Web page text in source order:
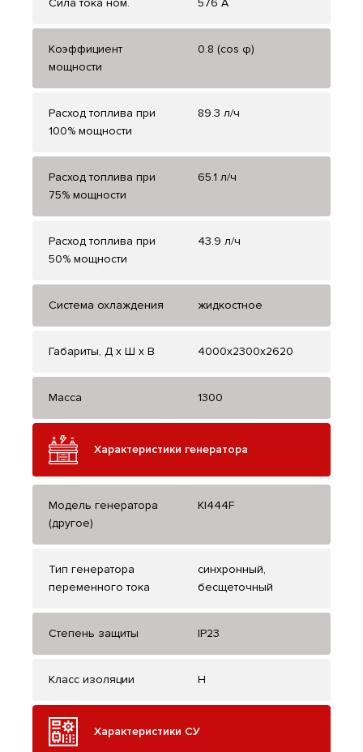
Сила тока ном. 576 А
Коэффициент
мощности
0.8 (cos φ)
Расход топлива при
100% мощности
89.3 л/ч
Расход топлива при
75% мощности
65.1 л/ч
Расход топлива при
50% мощности
43.9 л/ч
Система охлаждения жидкостное
Габариты, Д x Ш x В 4000x2300x2620
Масса 1300
Характеристики генератора
Модель генератора
(другое)
KI444F
Тип генератора
переменного тока
синхронный,
бесщеточный
Степень защиты IP23
Класс изоляции H
Характеристики СУ